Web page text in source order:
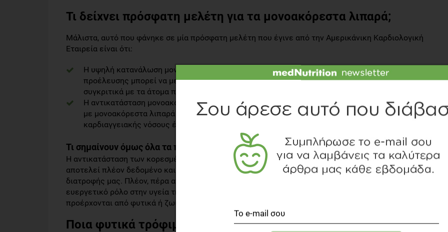
Τι δείχνει πρόσφατη μελέτη για τα μονοακόρεστα λιπαρά;
Μάλιστα, αυτό που φάνηκε σε μία πρόσφατη μελέτη που έγινε από την Αμερικάνικη Καρδιολογική
Εταιρεία είναι ότι:
Η υψηλή κατανάλωση μονοακόρεστων λιπαρών που προέρχονται από τρόφιμα φυτικής
προέλευσης μπορεί να μειώσει έως και 16% τον κίνδυνο εμφάνισης καρδιαγγειακής νόσου
συγκριτικά με τα άτομα που καταναλώνουν μικρότερες ποσότητες αυτών.
Η αντικατάσταση μονοακόρεστων λιπαρών που προέρχονται από τρόφιμα ζωικής προέλευσης
με μονοακόρεστα λιπαρά που συναντάμε σε φυτικά τρόφιμα μπορεί να μειώσει τον κίνδυνο
καρδιαγγειακής νόσους έως και 21%.
Τι σημαίνουν όμως όλα τα παραπάνω;
Η αντικατάσταση των κορεσμένων λιπαρών που συναντάμε στα τρόφιμα ζωικής προέλευσης
αποτελεί πλέον δεδομένο και είναι μία σύσταση που πρέπει να ακολουθούμε στο πλαίσιο της
διατροφής μας. Πλέον, πέρα από το ότι τα μονοακόρεστα λιπαρά που γνωρίζουμε ότι έχουν
ευεργετικό ρόλο στην υγεία της καρδιάς, βλέπουμε ότι και η προέλευση αυτών, εάν δηλαδή
προέρχονται από φυτικά ή ζωικά τρόφιμα, παίζει εξίσου σημαντικό και προστατευτικό ρόλο.
Ποια φυτικά τρόφιμα περιέχουν μονοακόρεστα λιπαρά;